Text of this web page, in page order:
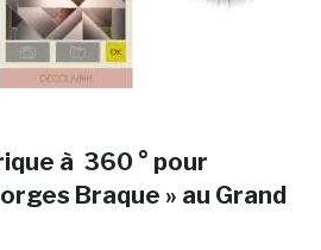
à 360 ° pour
Braque » au Grand